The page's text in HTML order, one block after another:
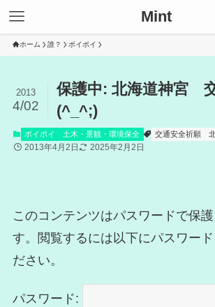
Mint
ホーム 誰？ ポイポイ
保護中: 北海道神宮
(^_^;)
2013
4/02
ポイポイ 土木・景観・環境保全 交通安全祈願
2013年4月2日 2025年2月2日
このコンテンツはパスワードで保
す。閲覧するには以下にパスワード
ださい。
パスワード: